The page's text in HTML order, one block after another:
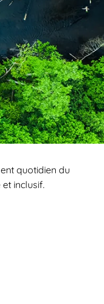
quotidien du
inclusif.